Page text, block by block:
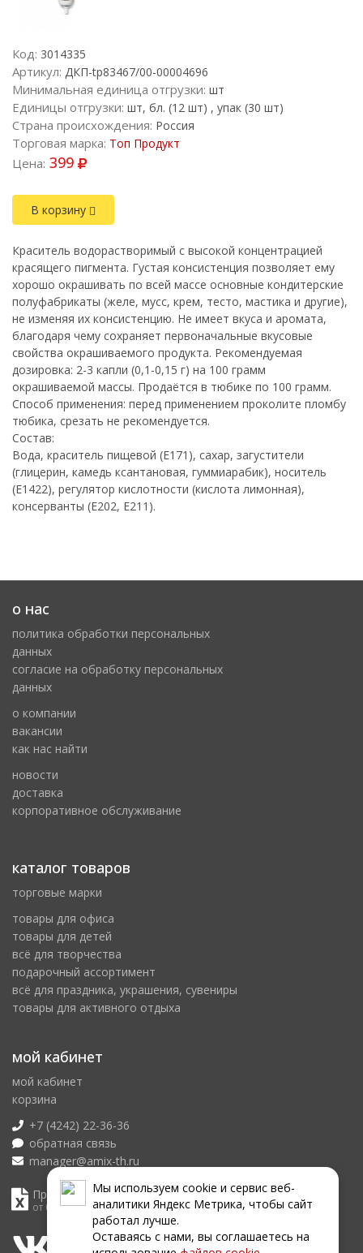
Мы используем сookie и сервис веб-
аналитики Яндекс Метрика, чтобы сайт
работал лучше.
Оставаясь с нами, вы соглашаетесь на
Код: 3014335
Артикул: ДКП-tp83467/00-00004696
Минимальная единица отгрузки: шт
Единицы отгрузки: шт, бл. (12 шт) , упак (30 шт)
Страна происхождения: Россия
Торговая марка: Топ Продукт
Цена: 399
В корзину
Краситель водорастворимый с высокой концентрацией
красящего пигмента. Густая консистенция позволяет ему
хорошо окрашивать по всей массе основные кондитерские
полуфабрикаты (желе, мусс, крем, тесто, мастика и другие),
не изменяя их консистенцию. Не имеет вкуса и аромата,
благодаря чему сохраняет первоначальные вкусовые
свойства окрашиваемого продукта. Рекомендуемая
дозировка: 2-3 капли (0,1-0,15 г) на 100 грамм
окрашиваемой массы. Продаётся в тюбике по 100 грамм.
Способ применения: перед применением проколите пломбу
тюбика, срезать не рекомендуется.
Состав:
Вода, краситель пищевой (Е171), сахар, загустители
(глицерин, камедь ксантановая, гуммиарабик), носитель
(Е1422), регулятор кислотности (кислота лимонная),
консерванты (Е202, Е211).
о нас
политика обработки персональных
данных
cогласие на обработку персональных
данных
о компании
вакансии
как нас найти
новости
доставка
корпоративное обслуживание
каталог товаров
торговые марки
товары для офиса
товары для детей
всё для творчества
подарочный ассортимент
всё для праздника, украшения, сувениры
товары для активного отдыха
мой кабинет
мой кабинет
корзина
+7 (4242) 22-36-36
обратная связь
manager@amix-th.ru
Прайс лист
от 08.08.2026